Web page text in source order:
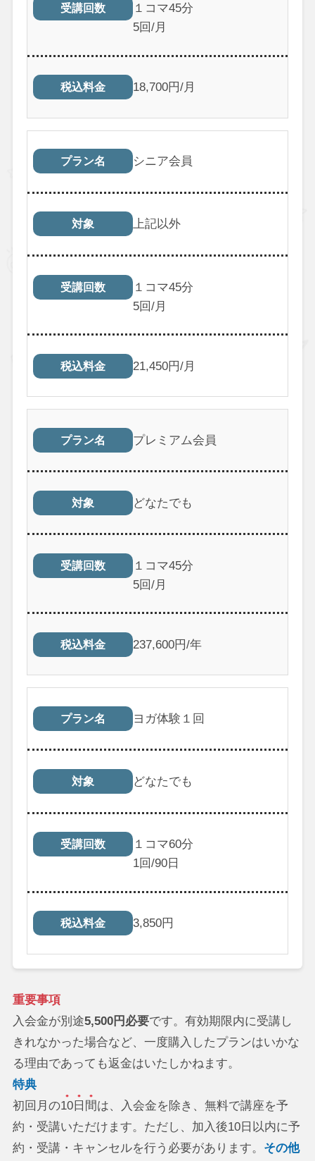
受講回数
１コマ45分
5回/月
税込料金 18,700円/月
プラン名 シニア会員
対象 上記以外
受講回数
１コマ45分
5回/月
税込料金 21,450円/月
プラン名 プレミアム会員
対象 どなたでも
受講回数
１コマ45分
5回/月
税込料金 237,600円/年
プラン名 ヨガ体験１回
対象 どなたでも
受講回数
１コマ60分
1回/90日
税込料金 3,850円
重要事項
入会金が別途5,500円必要です。有効期限内に受講し
きれなかった場合など、一度購入したプランはいかな
る理由であっても返金はいたしかねます。
特典
初回月の10日間は、入会金を除き、無料で講座を予
約・受講いただけます。ただし、加入後10日以内に予
約・受講・キャンセルを行う必要があります。 その他